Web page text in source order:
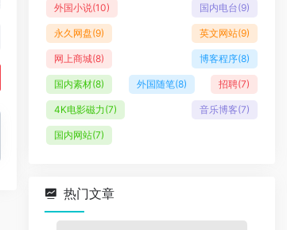
外国小说(10) 国内电台(9)
永久网盘(9) 英文网站(9)
网上商城(8) 博客程序(8)
国内素材(8) 外国随笔(8) 招聘(7)
4K电影磁力(7) 音乐博客(7)
国内网站(7)
热门文章